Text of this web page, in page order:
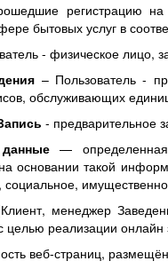
регистрацию на
бытовых услуг в
- физическое лицо,
– Пользователь -
обслуживающих
- предварительное
—
основании такой
социальное,
менеджер
целью реализации онлайн
веб-страниц,